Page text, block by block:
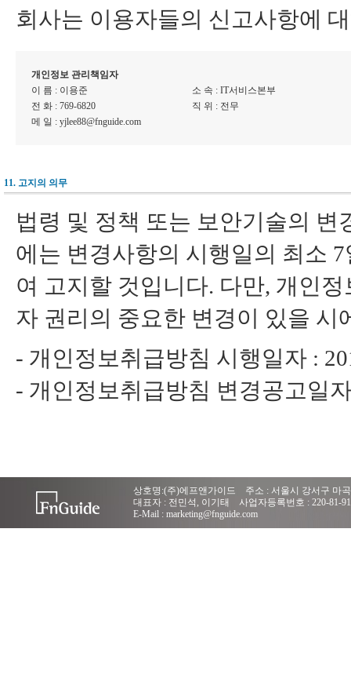
회사는 이용자들의 신고사항에
개인정보 관리책임자
이 름 : 이용준
소 속 : IT서비스본부
전 화 : 769-6820
직 위 : 전무
메 일 : yjlee88@fnguide.com
11. 고지의 의무
법령 및 정책 또는 보안기술의
에는 변경사항의 시행일의 최소
여 고지할 것입니다. 다만, 개인
자 권리의 중요한 변경이 있을 시
- 개인정보취급방침 시행일자 :
- 개인정보취급방침 변경공고일
상호명:(주)에프앤가이드 주소 : 서울시 강서구 마
대표자 : 전민석, 이기태 사업자등록번호 : 220-81-
E-Mail : marketing@fnguide.com